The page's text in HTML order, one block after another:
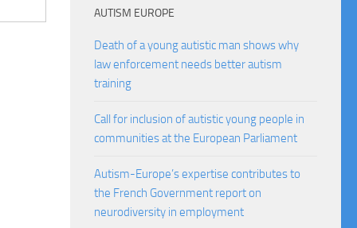
AUTISM EUROPE
Death of a young autistic man shows why
law enforcement needs better autism
training
Call for inclusion of autistic young people in
communities at the European Parliament
Autism-Europe’s expertise contributes to
the French Government report on
neurodiversity in employment